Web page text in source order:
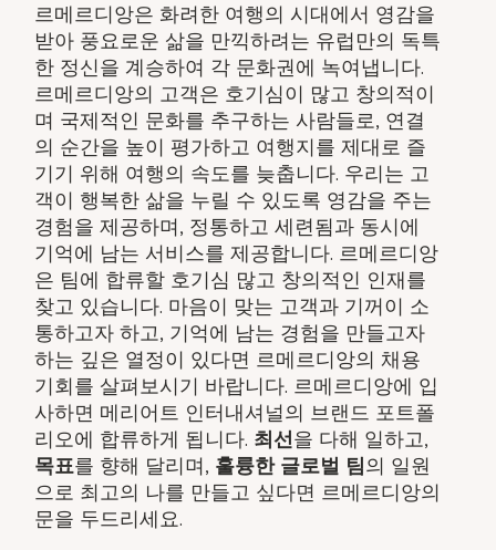
르메르디앙은 화려한 여행의 시대에서 영감을
받아 풍요로운 삶을 만끽하려는 유럽만의 독특
한 정신을 계승하여 각 문화권에 녹여냅니다.
르메르디앙의 고객은 호기심이 많고 창의적이
며 국제적인 문화를 추구하는 사람들로, 연결
의 순간을 높이 평가하고 여행지를 제대로 즐
기기 위해 여행의 속도를 늦춥니다. 우리는 고
객이 행복한 삶을 누릴 수 있도록 영감을 주는
경험을 제공하며, 정통하고 세련됨과 동시에
기억에 남는 서비스를 제공합니다. 르메르디앙
은 팀에 합류할 호기심 많고 창의적인 인재를
찾고 있습니다. 마음이 맞는 고객과 기꺼이 소
통하고자 하고, 기억에 남는 경험을 만들고자
하는 깊은 열정이 있다면 르메르디앙의 채용
기회를 살펴보시기 바랍니다. 르메르디앙에 입
사하면 메리어트 인터내셔널의 브랜드 포트폴
리오에 합류하게 됩니다. 최선을 다해 일하고,
목표를 향해 달리며, 훌륭한 글로벌 팀의 일원
으로 최고의 나를 만들고 싶다면 르메르디앙의
문을 두드리세요.